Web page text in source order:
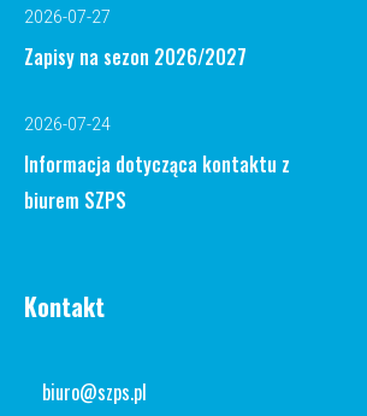
2026-07-27
Zapisy na sezon 2026/2027
2026-07-24
Informacja dotycząca kontaktu z
biurem SZPS
Kontakt
biuro@szps.pl